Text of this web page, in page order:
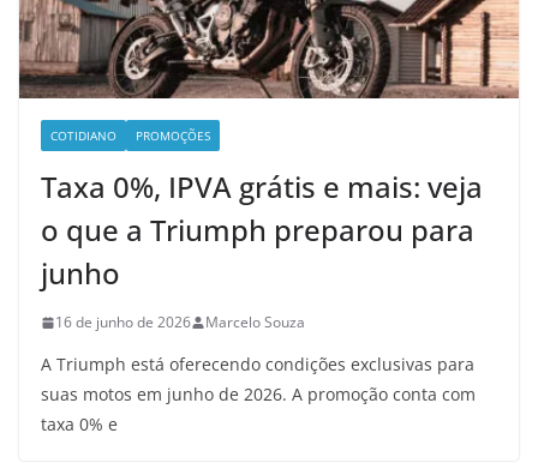
COTIDIANO PROMOÇÕES
Taxa 0%, IPVA grátis e mais: veja
o que a Triumph preparou para
junho
16 de junho de 2026 Marcelo Souza
A Triumph está oferecendo condições exclusivas para
suas motos em junho de 2026. A promoção conta com
taxa 0% e